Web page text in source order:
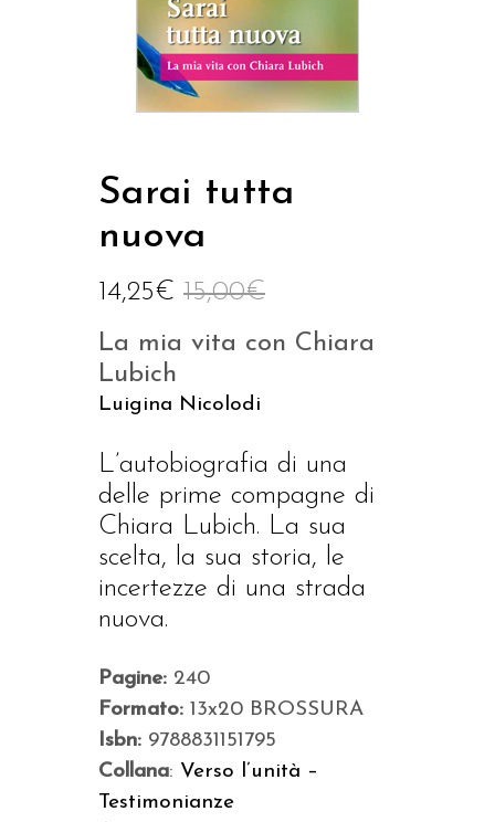
Sarai tutta
nuova
15,00€
14,25€
La mia vita con Chiara
Lubich
Luigina Nicolodi
L’autobiografia di una
delle prime compagne di
Chiara Lubich. La sua
scelta, la sua storia, le
incertezze di una strada
nuova.
Pagine: 240
Formato: 13x20 BROSSURA
Isbn: 9788831151795
Collana: Verso l’unità –
Testimonianze